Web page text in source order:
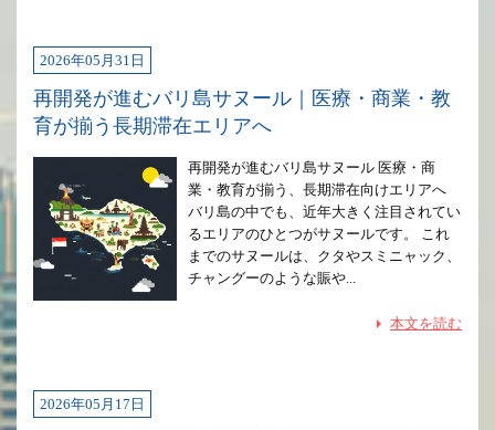
2026年05月31日
再開発が進むバリ島サヌール｜医療・商業・教
育が揃う長期滞在エリアへ
再開発が進むバリ島サヌール 医療・商
業・教育が揃う、長期滞在向けエリアへ
バリ島の中でも、近年大きく注目されてい
るエリアのひとつがサヌールです。 これ
までのサヌールは、クタやスミニャック、
チャングーのような賑や...
本文を読む
2026年05月17日